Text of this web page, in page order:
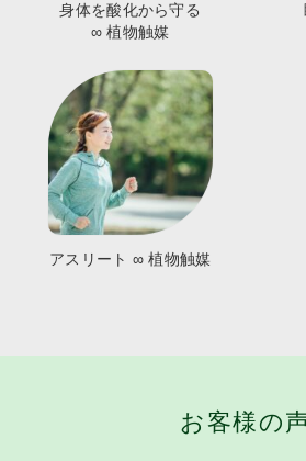
身体を酸化から守る
∞ 植物触媒
アスリート ∞ 植物触媒
お客様の